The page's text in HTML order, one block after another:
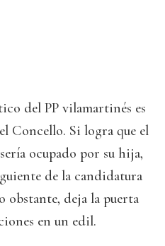
del PP vilamartinés es
Concello. Si logra que el
ocupado por su hija,
de la candidatura
obstante, deja la puerta
en un edil.